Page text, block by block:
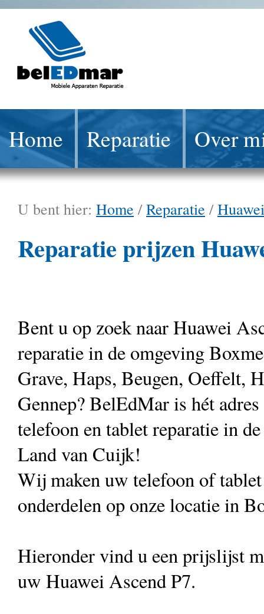
Home Reparatie Over
U bent hier: Home /Reparatie /Huawei
Reparatie prijzen
Bent u op zoek naar Huawei
reparatie in de omgeving
Grave, Haps, Beugen, Oeffelt,
Gennep? BelEdMar is hét
telefoon en tablet reparatie in
Land van Cuijk!
Wij maken uw telefoon of
onderdelen op onze locatie in
Hieronder vind u een prijslijst
uw Huawei Ascend P7.